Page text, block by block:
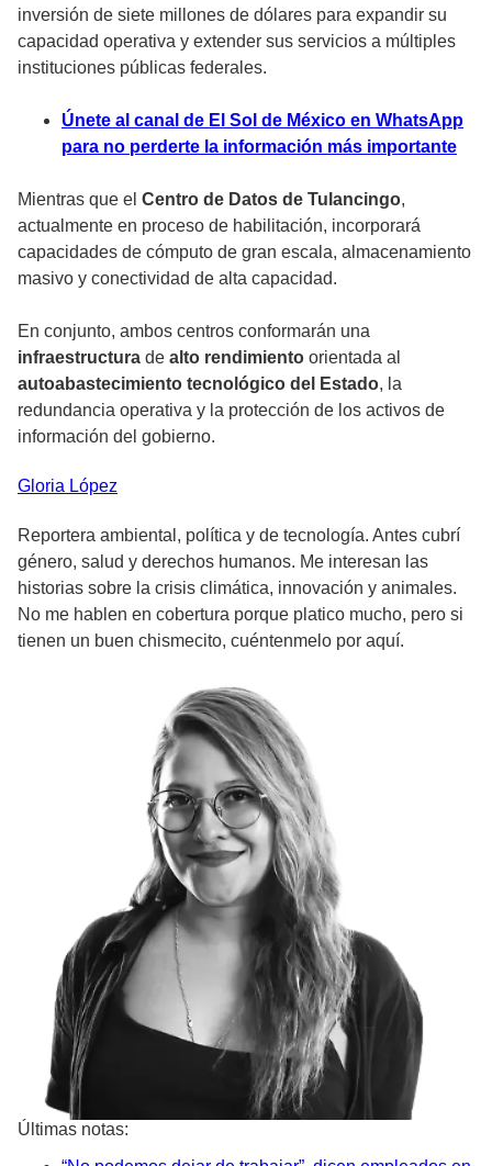
inversión de siete millones de dólares para expandir su
capacidad operativa y extender sus servicios a múltiples
instituciones públicas federales.
Únete al canal de El Sol de México en WhatsApp
para no perderte la información más importante
Mientras que el Centro de Datos de Tulancingo,
actualmente en proceso de habilitación, incorporará
capacidades de cómputo de gran escala, almacenamiento
masivo y conectividad de alta capacidad.
En conjunto, ambos centros conformarán una
infraestructura de alto rendimiento orientada al
autoabastecimiento tecnológico del Estado, la
redundancia operativa y la protección de los activos de
información del gobierno.
Gloria López
Reportera ambiental, política y de tecnología. Antes cubrí
género, salud y derechos humanos. Me interesan las
historias sobre la crisis climática, innovación y animales.
No me hablen en cobertura porque platico mucho, pero si
tienen un buen chismecito, cuéntenmelo por aquí.
Últimas notas: